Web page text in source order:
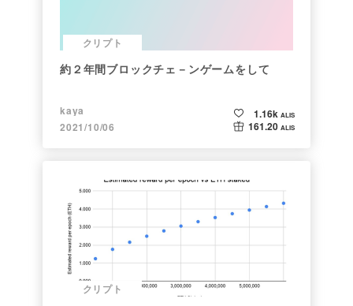
クリプト
約２年間ブロックチェ－ンゲームをして
kaya
2021/10/06
1.16k ALIS
161.20 ALIS
クリプト